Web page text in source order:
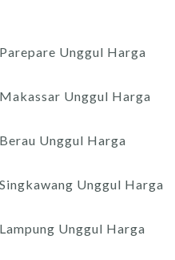
Unggul Harga
Unggul Harga
Unggul Harga
Unggul Harga
Unggul Harga